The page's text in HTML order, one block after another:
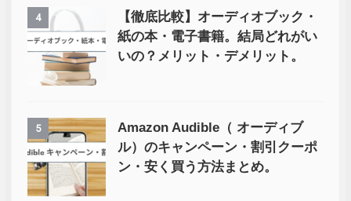
4
【徹底比較】オーディオブック・
紙の本・電子書籍。結局どれがい
いの？メリット・デメリット。
5
Amazon Audible（ オーディブ
ル）のキャンペーン・割引クーポ
ン・安く買う方法まとめ。